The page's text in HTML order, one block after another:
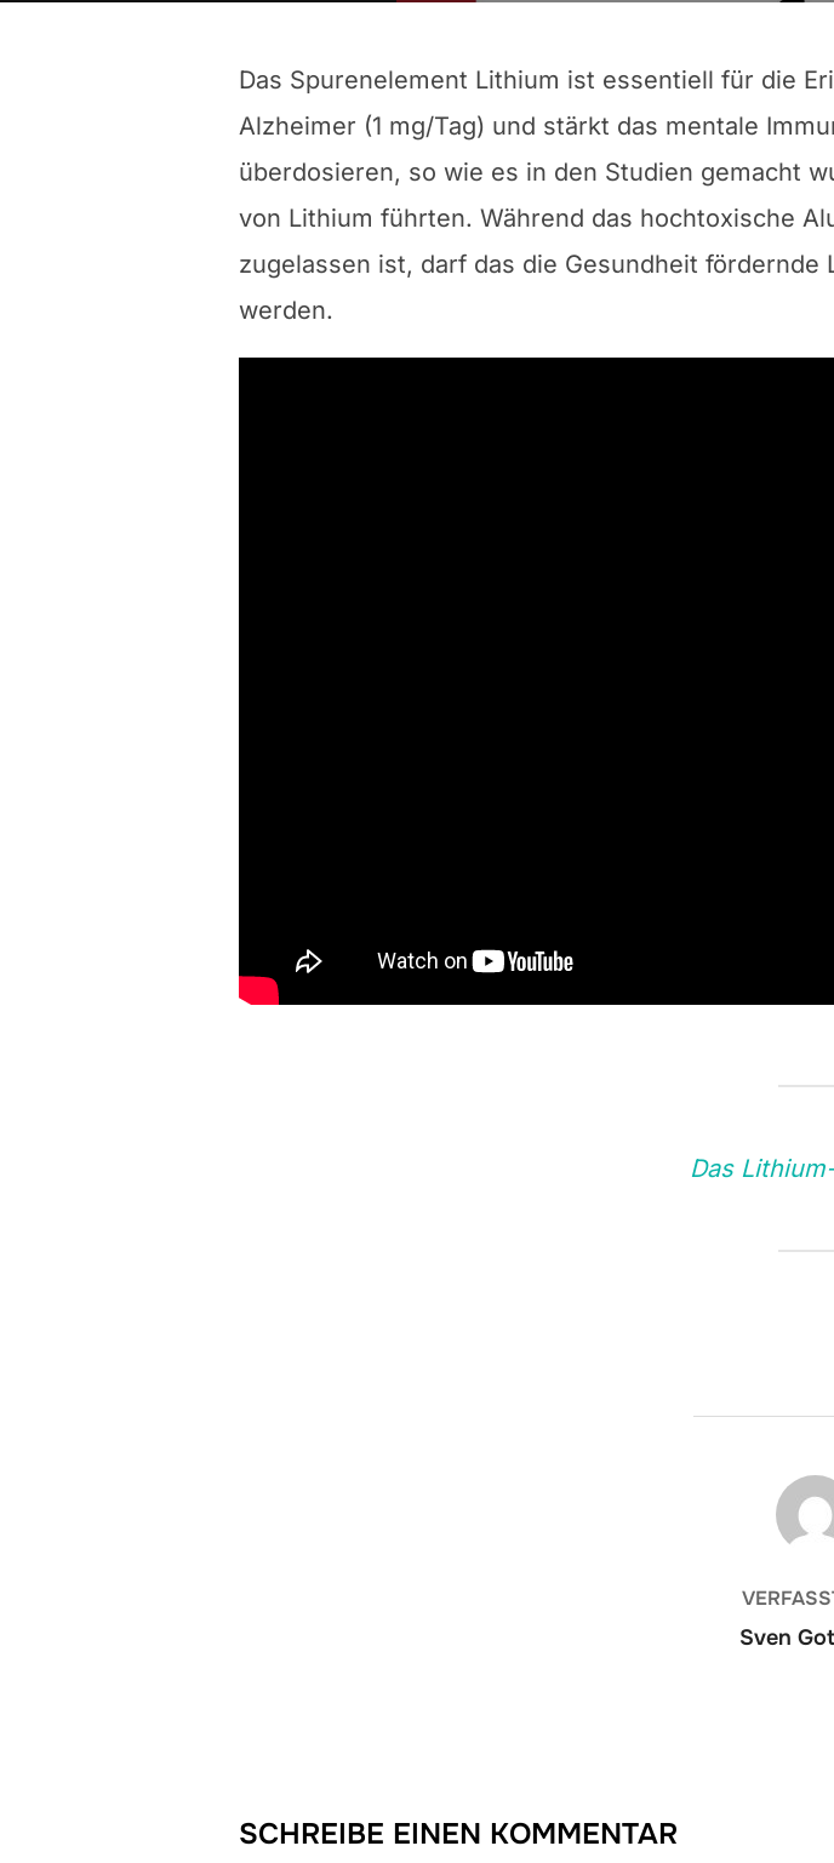
Das Spurenelement Lithium ist essentiell für die
Alzheimer (1 mg/Tag) und stärkt das mentale
überdosieren, so wie es in den Studien gemacht
von Lithium führten. Während das hochtoxische
zugelassen ist, darf das die Gesundheit
werden.
Das
Sven
SCHREIBE EINEN KOMMENTAR